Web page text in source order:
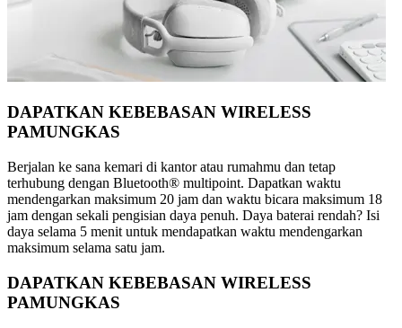
DAPATKAN KEBEBASAN WIRELESS
PAMUNGKAS
Berjalan ke sana kemari di kantor atau rumahmu dan tetap
terhubung dengan Bluetooth® multipoint. Dapatkan waktu
mendengarkan maksimum 20 jam dan waktu bicara maksimum 18
jam dengan sekali pengisian daya penuh. Daya baterai rendah? Isi
daya selama 5 menit untuk mendapatkan waktu mendengarkan
maksimum selama satu jam.
DAPATKAN KEBEBASAN WIRELESS
PAMUNGKAS